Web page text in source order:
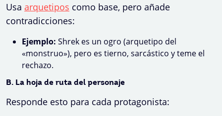
Usa arquetipos como base, pero añade
contradicciones:
Ejemplo: Shrek es un ogro (arquetipo del
«monstruo»), pero es tierno, sarcástico y teme el
rechazo.
B. La hoja de ruta del personaje
Responde esto para cada protagonista: